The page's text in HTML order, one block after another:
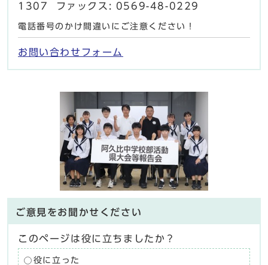
1307 ファックス: 0569-48-0229
電話番号のかけ間違いにご注意ください！
お問い合わせフォーム
ご意見をお聞かせください
このページは役に立ちましたか？
役に立った